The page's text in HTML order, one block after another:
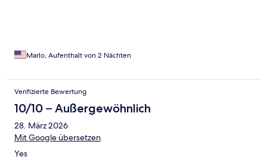
Marlo, Aufenthalt von 2 Nächten
Verifizierte Bewertung
10/10 – Außergewöhnlich
28. März 2026
Mit Google übersetzen
Yes